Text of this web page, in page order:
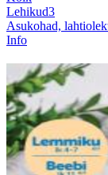
Lehikud3
Asukohad,
Info